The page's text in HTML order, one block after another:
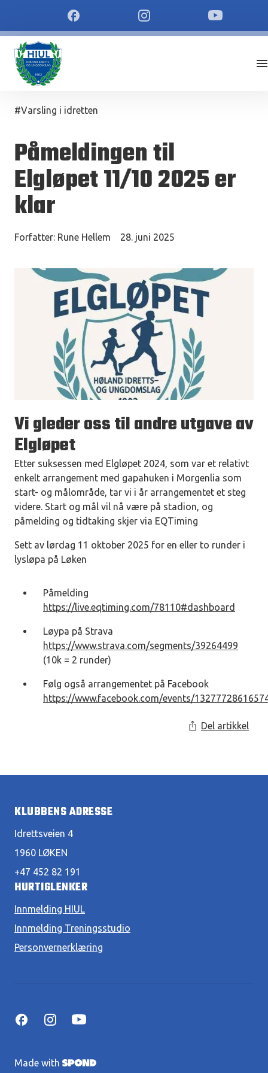
#Varsling i idretten
Påmeldingen til
Elgløpet 11/10 2025 er
klar
Forfatter: Rune Hellem 28. juni 2025
Vi gleder oss til andre utgave av
Elgløpet
Etter suksessen med Elgløpet 2024, som var et relativt
enkelt arrangement med gapahuken i Morgenlia som
start- og målområde, tar vi i år arrangementet et steg
videre. Start og mål vil nå være på stadion, og
påmelding og tidtaking skjer via EQTiming
Sett av lørdag 11 oktober 2025 for en eller to runder i
lysløpa på Løken
Påmelding
https://live.eqtiming.com/78110#dashboard
Løypa på Strava
https://www.strava.com/segments/39264499
(10k = 2 runder)
Følg også arrangementet på Facebook
https://www.facebook.com/events/
Del artikkel
KLUBBENS ADRESSE
Idrettsveien 4
1960 LØKEN
+47 452 82 191
HURTIGLENKER
Innmelding HIUL
Innmelding Treningsstudio
Personvernerklæring
Made with